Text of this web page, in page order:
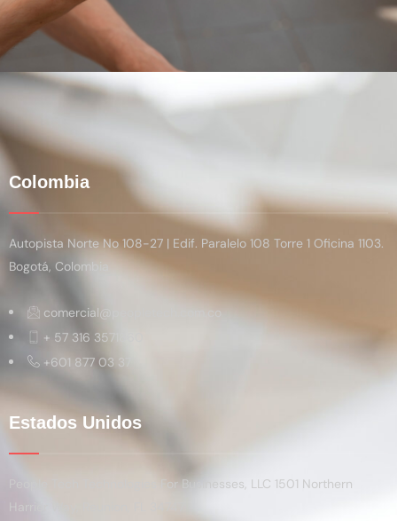
Colombia
Autopista Norte No 108-27 | Edif. Paralelo 108 Torre 1 Oficina 1103.
Bogotá, Colombia
comercial@peopletech.com.co
+ 57 316 3571860
+601 877 03 37
Estados Unidos
People Tech Technologies For Businesses, LLC 1501 Northern